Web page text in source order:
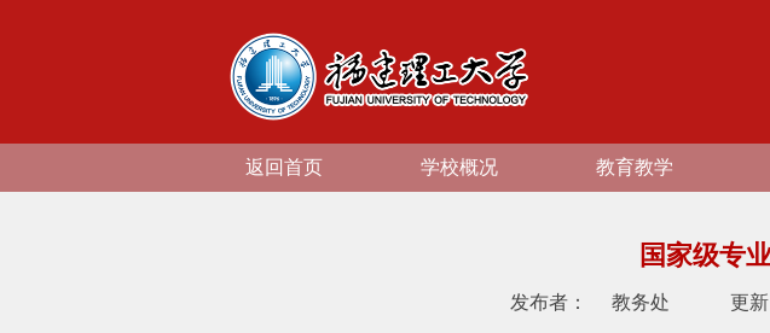
返回首页 学校概况 教育教学
国家级专
发布者： 教务处 更